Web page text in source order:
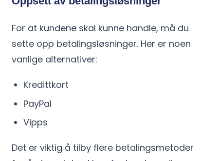
For at kundene skal kunne handle, må du
sette opp betalingsløsninger. Her er noen
vanlige alternativer:
Kredittkort
PayPal
Vipps
Det er viktig å tilby flere betalingsmetoder